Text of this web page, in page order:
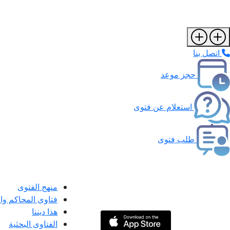
اتصل بنا
حجز موعد
استعلام عن فتوى
طلب فتوى
منهج الفتوى
فتاوى المحاكم
هذا ديننا
الفتاوى البحثية